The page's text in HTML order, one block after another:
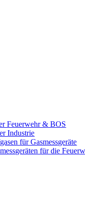
Feuerwehr & BOS
Industrie
für Gasmessgeräte
für die